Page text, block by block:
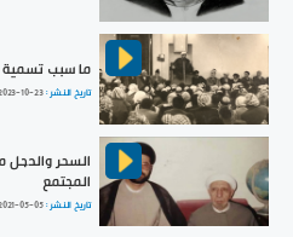
ما سبب تسمية
تاريخ النشر :10-23
السحر
المجتمع
تاريخ النشر :05-05